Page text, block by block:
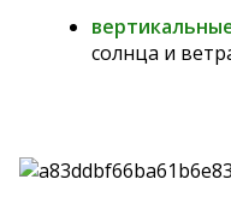
солнца и